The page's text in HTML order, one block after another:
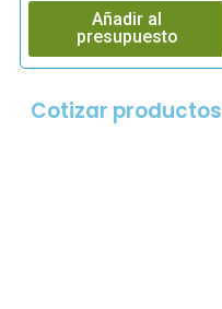
Añadir al
presupuesto
Cotizar productos​